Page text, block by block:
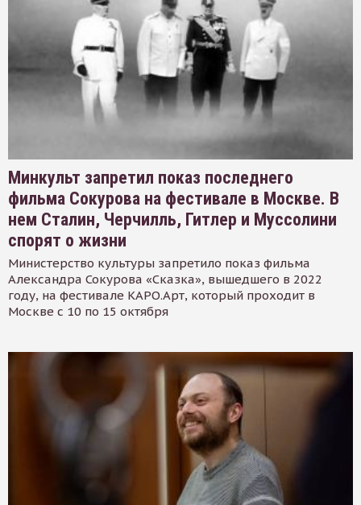
Минкульт запретил показ последнего
фильма Сокурова на фестивале в Москве. В
нем Сталин, Черчилль, Гитлер и Муссолини
спорят о жизни
Министерство культуры запретило показ фильма
Александра Сокурова «Сказка», вышедшего в 2022
году, на фестивале КАРО.Арт, который проходит в
Москве с 10 по 15 октября